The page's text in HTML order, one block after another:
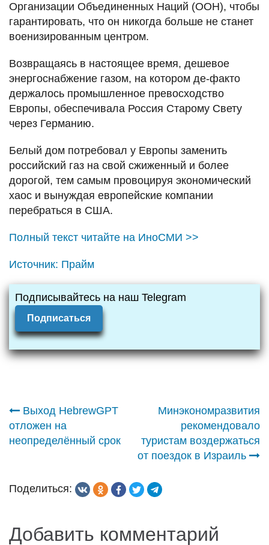
Организации Объединенных Наций (ООН), чтобы
гарантировать, что он никогда больше не станет
военизированным центром.
Возвращаясь в настоящее время, дешевое
энергоснабжение газом, на котором де-факто
держалось промышленное превосходство
Европы, обеспечивала Россия Старому Свету
через Германию.
Белый дом потребовал у Европы заменить
российский газ на свой сжиженный и более
дорогой, тем самым провоцируя экономический
хаос и вынуждая европейские компании
перебраться в США.
Полный текст читайте на ИноСМИ >>
Источник: Прайм
Подписывайтесь на наш Telegram
Подписаться
Навигация
по
Выход HebrewGPT
отложен на
неопределённый срок
Минэкономразвития
рекомендовало
туристам воздержаться
от поездок в Израиль
Поделиться:
Добавить комментарий